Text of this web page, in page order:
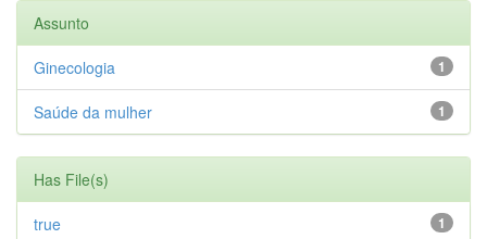
Assunto
1
Ginecologia
1
Saúde da mulher
Has File(s)
1
true